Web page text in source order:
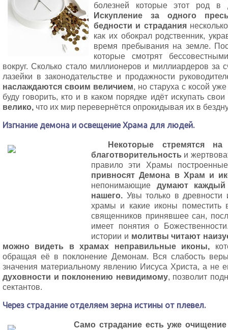
болезней которые этот род в
Искупление за одного
бедности и страдания
как их обокрал родственник,
время пребывания на земле.
которые смотрят
вокруг. Сколько стало миллионеров и миллиардеров за
лазейки в законодательстве и продажности
наслаждаются своим величием, но старуха с косой
буду говорить, кто и в каком порядке идёт искупать
велико, что их мир перевернётся опрокидывая их в
Изгнание демона и освещение Храма для людей.
Некоторые стремятся на
благотворительность и
правило эти Храмы
привносят Демона в Храм и
непонимающие думают
нашего. Увы только в древности
храмы и какие иконы
священников принявшее сан,
имеет понятия о
истории и молитвы читают
можно видеть в храмах неправильные иконы,
обращая её в поклонение Демонам. Вся слабость
значения материальному явлению Иисуса Христа, а не
духовности и поклонению невидимому, позволит
сектантов.
Через страдание отделяем зерна истины от плевел.
Само страдание есть уже очищение